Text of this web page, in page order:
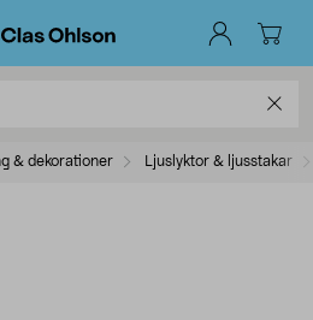
& dekorationer Ljuslyktor & ljusstakar